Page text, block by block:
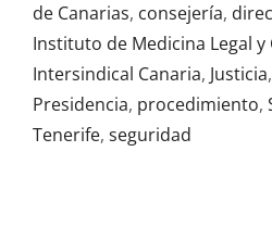
de Canarias, consejería,
Instituto de Medicina Legal y
Intersindical Canaria, Justicia,
Presidencia, procedimiento,
Tenerife, seguridad